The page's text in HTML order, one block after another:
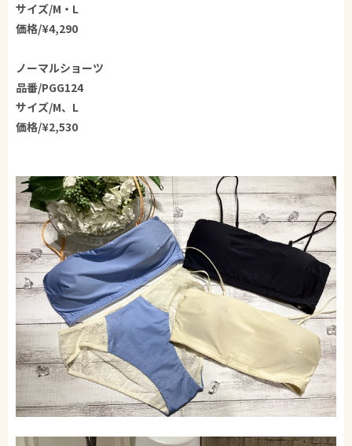
サイズ/M・L
価格/¥4,290
ノーマルショーツ
品番/PGG124
サイズ/M、L
価格/¥2,530